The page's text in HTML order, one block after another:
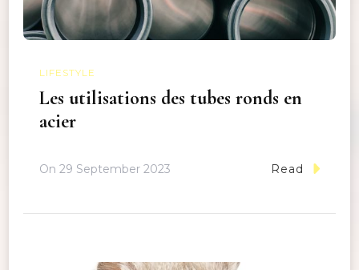
LIFESTYLE
Les utilisations des tubes ronds en
acier
On 29 September 2023 Read